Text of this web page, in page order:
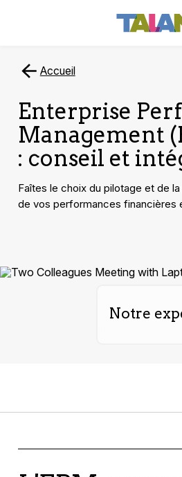
Accueil
Enterprise
Management
: conseil et
Faîtes le choix du pilotage et de
de vos performances financières
Notre